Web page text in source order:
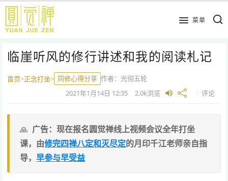
跳
主
菜单
临崖听风的修行讲述和我的阅读札记
首页>正念打坐> 同修心得分享 作者：光彻五轮
2021年1月14日 12:35 2.0k浏览 评论
广告：现在报名圆觉禅线上视频会议全年打坐
课，由修完四禅八定和灭尽定的月印千江老师亲自指
导，早参与早受益